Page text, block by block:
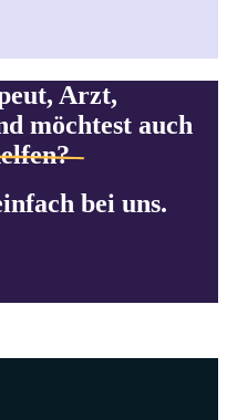
Arzt,
möchtest auch
bei uns.